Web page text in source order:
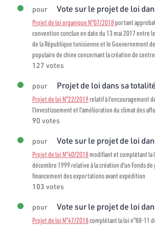
pour Vote sur le projet de loi
Projet de loi organique N°07/2018portant
convention conclue en date du 13 mai 2017 entre
de la République tunisienne et le Gouvernement
populaire de chine concernant la création de
127 votes
pour Projet de loi dans sa totalité
Projet de loi N°22/2019relatif à l'encouragement
l'investissement et l'amélioration du climat des
90 votes
pour Vote sur le projet de loi
Projet de loi N°40/2018modifiant et complétant la
décembre 1999 relative à la création d'un Fonds de
financement des exportations avant expédition
103 votes
pour Vote sur le projet de loi
Projet de loi N°47/2018complétant la loi n°88-11